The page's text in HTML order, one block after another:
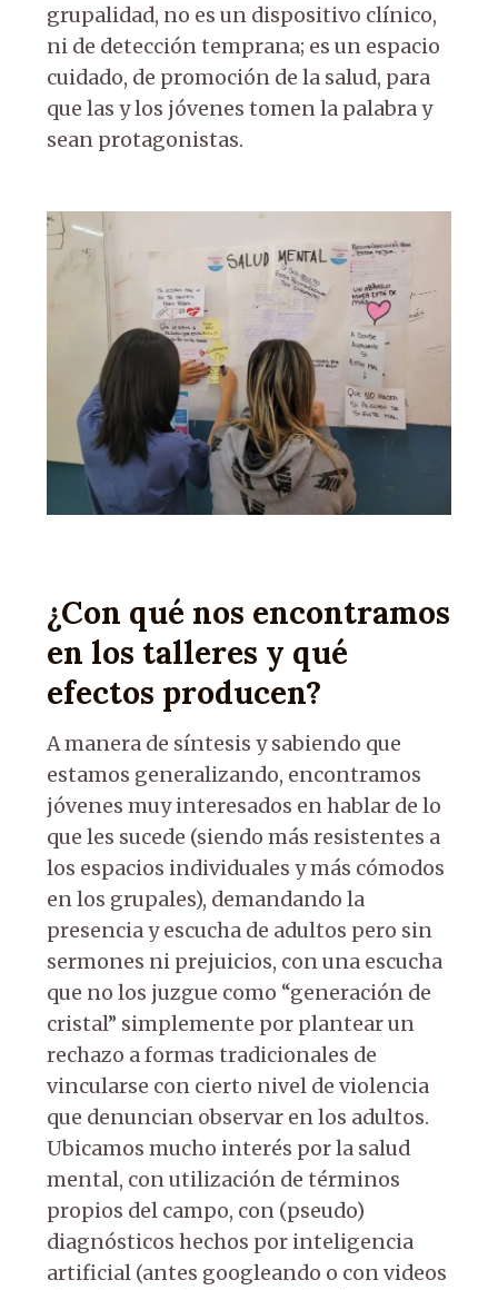
grupalidad, no es un dispositivo clínico,
ni de detección temprana; es un espacio
cuidado, de promoción de la salud, para
que las y los jóvenes tomen la palabra y
sean protagonistas.
¿Con qué nos encontramos
en los talleres y qué
efectos producen?
A manera de síntesis y sabiendo que
estamos generalizando, encontramos
jóvenes muy interesados en hablar de lo
que les sucede (siendo más resistentes a
los espacios individuales y más cómodos
en los grupales), demandando la
presencia y escucha de adultos pero sin
sermones ni prejuicios, con una escucha
que no los juzgue como “generación de
cristal” simplemente por plantear un
rechazo a formas tradicionales de
vincularse con cierto nivel de violencia
que denuncian observar en los adultos.
Ubicamos mucho interés por la salud
mental, con utilización de términos
propios del campo, con (pseudo)
diagnósticos hechos por inteligencia
artificial (antes googleando o con videos